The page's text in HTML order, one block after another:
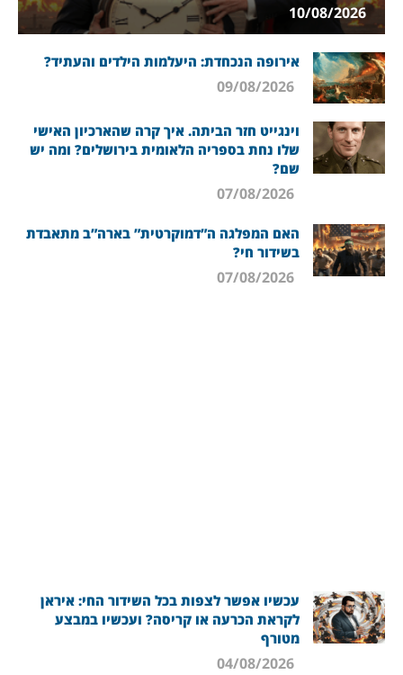
אירופה הנכחדת: היעלמות הילדים והעתיד?
וינגייט חזר הביתה. איך קרה שהארכיון האישי
שלו נחת בספריה הלאומית בירושלים? ומה יש
שם?
האם המפלגה ה”דמוקרטית” בארה”ב מתאבדת
בשידור חי?
עכשיו אפשר לצפות בכל השידור החי: איראן
לקראת הכרעה או קריסה? ועכשיו במבצע
מטורף